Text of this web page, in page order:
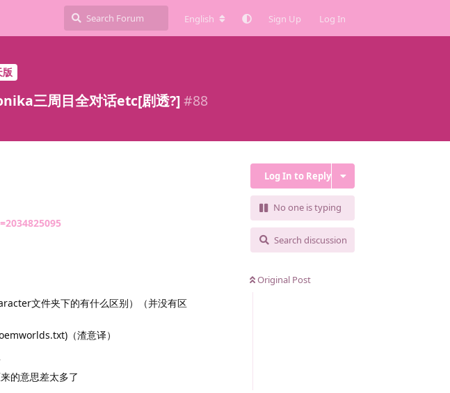
English Sign Up Log In
版
三周目全对话etc[剧透?] #88
Log In to Reply
No one is typing
Search discussion
Original Post
文件夹下的有什么区别）（并没有区
（渣意译）
的意思差太多了